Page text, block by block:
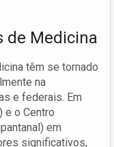
de Medicina
têm se tornado
na
e federais. Em
e o Centro
em
significativos,